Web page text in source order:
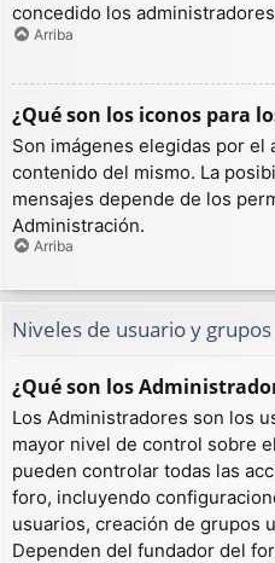
concedido los
Arriba
¿Qué son los iconos para
Son imágenes elegidas por el
contenido del mismo. La
mensajes depende de los
Administración.
Arriba
Niveles de usuario y grupos
¿Qué son los
Los Administradores son los
mayor nivel de control sobre
pueden controlar todas las
foro, incluyendo
usuarios, creación de grupos
Dependen del fundador del